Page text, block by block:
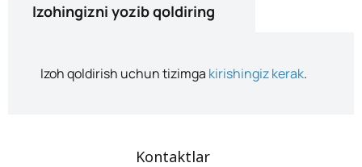
Izohingizni yozib qoldiring
Izoh qoldirish uchun tizimga kirishingiz kerak.
Kontaktlar